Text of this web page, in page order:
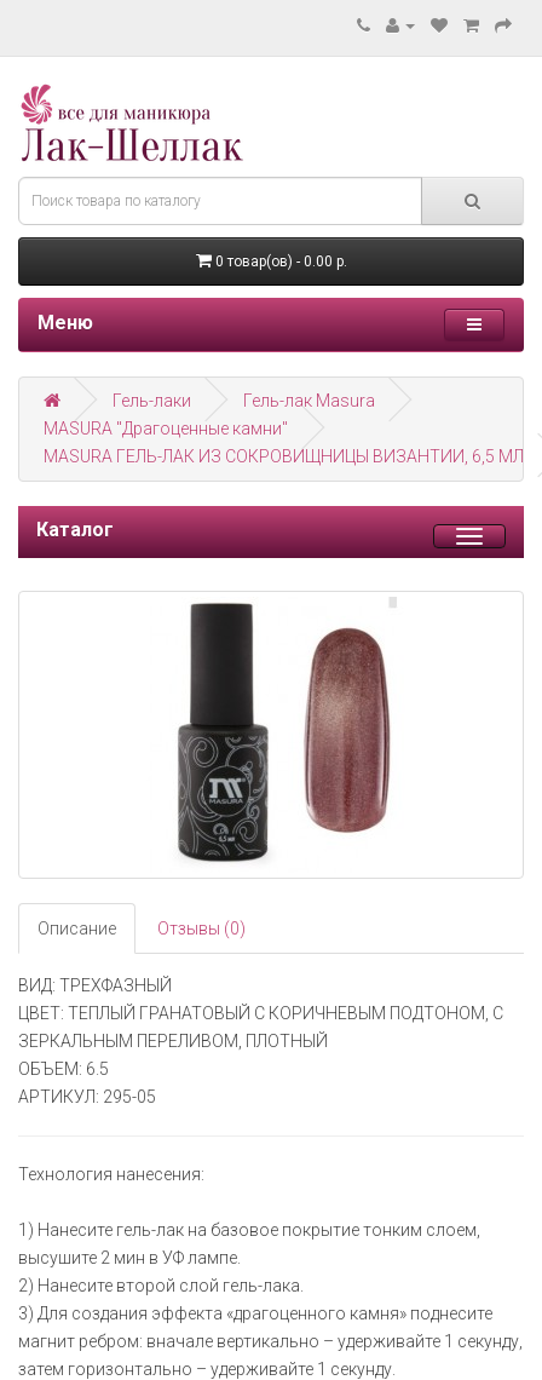
0 товар(ов) - 0.00 р.
Меню
Гель-лаки
Гель-лак Masura
MASURA "Драгоценные камни"
MASURA ГЕЛЬ-ЛАК ИЗ СОКРОВИЩНИЦЫ ВИЗАНТИИ, 6,5 МЛ
Каталог
Toggle
Описание Отзывы (0)
ВИД: ТРЕХФАЗНЫЙ
ЦВЕТ: ТЕПЛЫЙ ГРАНАТОВЫЙ С КОРИЧНЕВЫМ ПОДТОНОМ, С
ЗЕРКАЛЬНЫМ ПЕРЕЛИВОМ, ПЛОТНЫЙ
ОБЪЕМ: 6.5
АРТИКУЛ: 295-05
Технология нанесения:
1) Нанесите гель-лак на базовое покрытие тонким слоем,
высушите 2 мин в УФ лампе.
2) Нанесите второй слой гель-лака.
3) Для создания эффекта «драгоценного камня» поднесите
магнит ребром: вначале вертикально – удерживайте 1 секунду,
затем горизонтально – удерживайте 1 секунду.